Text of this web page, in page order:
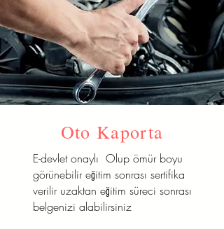
Oto Kaporta
E-devlet onaylı Olup ömür boyu
görünebilir eğitim sonrası sertifika
verilir uzaktan eğitim süreci sonrası
belgenizi alabilirsiniz